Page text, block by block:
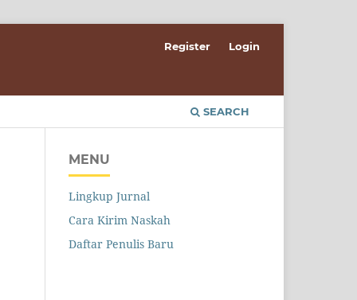
SEARCH
Register Login
MENU
Lingkup Jurnal
Cara Kirim Naskah
Daftar Penulis Baru